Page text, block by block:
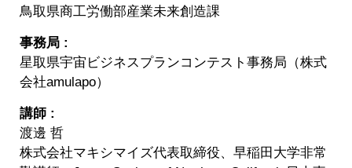
鳥取県商工労働部産業未来創造課
事務局 :
星取県宇宙ビジネスプランコンテスト事務局（株式
会社amulapo）
講師 :
渡邊 哲
株式会社マキシマイズ代表取締役、早稲田大学非常